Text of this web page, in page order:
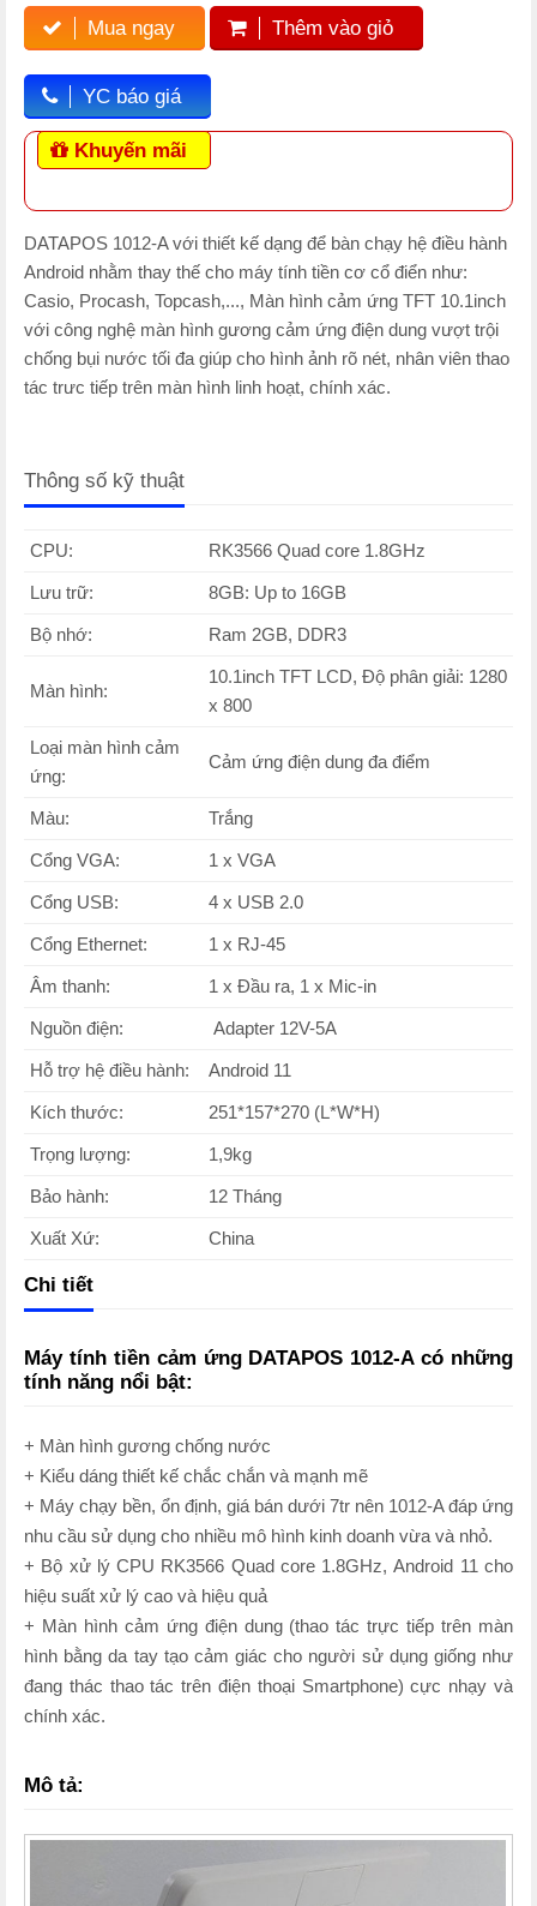
Mua ngay Thêm vào giỏ
YC báo giá
Khuyến mãi
DATAPOS 1012-A với thiết kế dạng để bàn chạy hệ điều hành
Android nhằm thay thế cho máy tính tiền cơ cổ điển như:
Casio, Procash, Topcash,..., Màn hình cảm ứng TFT 10.1inch
với công nghệ màn hình gương cảm ứng điện dung vượt trội
chống bụi nước tối đa giúp cho hình ảnh rõ nét, nhân viên thao
tác trưc tiếp trên màn hình linh hoạt, chính xác.
Thông số kỹ thuật
CPU: RK3566 Quad core 1.8GHz
Lưu trữ: 8GB: Up to 16GB
Bộ nhớ: Ram 2GB, DDR3
Màn hình:
10.1inch TFT LCD, Độ phân giải: 1280
x 800
Loại màn hình cảm
ứng:
Cảm ứng điện dung đa điểm
Màu: Trắng
Cổng VGA: 1 x VGA
Cổng USB: 4 x USB 2.0
Cổng Ethernet: 1 x RJ-45
Âm thanh: 1 x Đầu ra, 1 x Mic-in
Nguồn điện: Adapter 12V-5A
Hỗ trợ hệ điều hành: Android 11
Kích thước: 251*157*270 (L*W*H)
Trọng lượng: 1,9kg
Bảo hành: 12 Tháng
Xuất Xứ: China
Chi tiết
Máy tính tiền cảm ứng DATAPOS 1012-A có những
tính năng nổi bật:
+ Màn hình gương chống nước
+ Kiểu dáng thiết kế chắc chắn và mạnh mẽ
+ Máy chạy bền, ổn định, giá bán dưới 7tr nên 1012-A đáp ứng
nhu cầu sử dụng cho nhiều mô hình kinh doanh vừa và nhỏ.
+ Bộ xử lý CPU RK3566 Quad core 1.8GHz, Android 11 cho
hiệu suất xử lý cao và hiệu quả
+ Màn hình cảm ứng điện dung (thao tác trực tiếp trên màn
hình bằng da tay tạo cảm giác cho người sử dụng giống như
đang thác thao tác trên điện thoại Smartphone) cực nhạy và
chính xác.
Mô tả: